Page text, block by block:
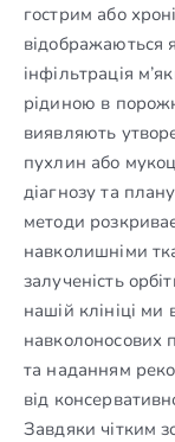
гострим або
відображаються
інфільтрація
рідиною в
виявляють
пухлин або
діагнозу та
методи
навколишніми
залученість
нашій клініці
навколоносових
та наданням
від
Завдяки чітким